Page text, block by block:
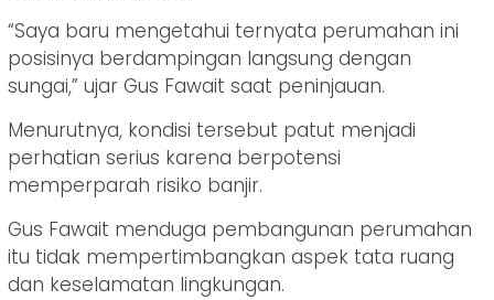
“Saya baru mengetahui ternyata perumahan ini
posisinya berdampingan langsung dengan
sungai,” ujar Gus Fawait saat peninjauan.
Menurutnya, kondisi tersebut patut menjadi
perhatian serius karena berpotensi
memperparah risiko banjir.
Gus Fawait menduga pembangunan perumahan
itu tidak mempertimbangkan aspek tata ruang
dan keselamatan lingkungan.